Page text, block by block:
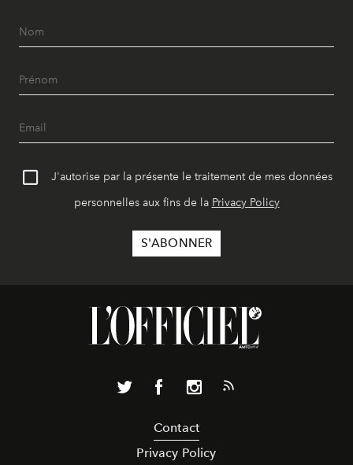
J'autorise par la présente le traitement de mes données
personnelles aux fins de la Privacy Policy
Contact
Privacy Policy